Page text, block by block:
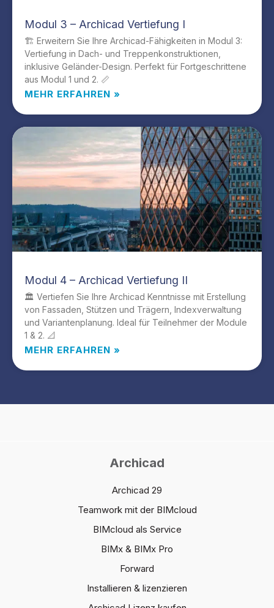
Modul 3 – Archicad Vertiefung I
🏗️ Erweitern Sie Ihre Archicad-Fähigkeiten in Modul 3:
Vertiefung in Dach- und Treppenkonstruktionen,
inklusive Geländer-Design. Perfekt für Fortgeschrittene
aus Modul 1 und 2. 📏
MEHR ERFAHREN »
Modul 4 – Archicad Vertiefung II
🏛️ Vertiefen Sie Ihre Archicad Kenntnisse mit Erstellung
von Fassaden, Stützen und Trägern, Indexverwaltung
und Variantenplanung. Ideal für Teilnehmer der Module
1 & 2. 📐
MEHR ERFAHREN »
Archicad
Archicad 29
Teamwork mit der BIMcloud
BIMcloud als Service
BIMx & BIMx Pro
Forward
Installieren & lizenzieren